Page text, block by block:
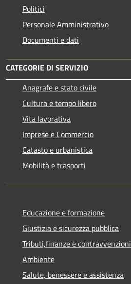
Politici
Personale Amministrativo
Documenti e dati
CATEGORIE DI SERVIZIO
Anagrafe e stato civile
Cultura e tempo libero
Vita lavorativa
Imprese e Commercio
Catasto e urbanistica
Mobilità e trasporti
Educazione e formazione
Giustizia e sicurezza pubblica
Tributi,finanze e contravvenzioni
Ambiente
Salute, benessere e assistenza